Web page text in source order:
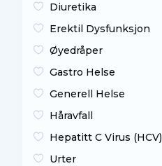
Diuretika
Erektil Dysfunksjon
Øyedråper
Gastro Helse
Generell Helse
Håravfall
Hepatitt C Virus (HCV)
Urter